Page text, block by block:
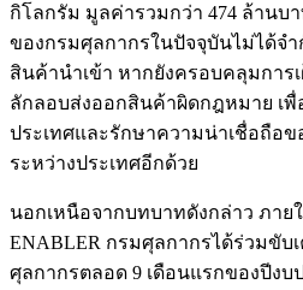
กิโลกรัม มูลค่ารวมกว่า 474 ล้านบ
ของกรมศุลกากรในปัจจุบันไม่ได้จำ
สินค้านำเข้า หากยังครอบคลุมการ
ลักลอบส่งออกสินค้าผิดกฎหมาย เ
ประเทศและรักษาความน่าเชื่อถือข
ระหว่างประเทศอีกด้วย
นอกเหนือจากบทบาทดังกล่าว ภาย
ENABLER กรมศุลกากรได้ร่วมขับ
ศุลกากรตลอด 9 เดือนแรกของปีงบ